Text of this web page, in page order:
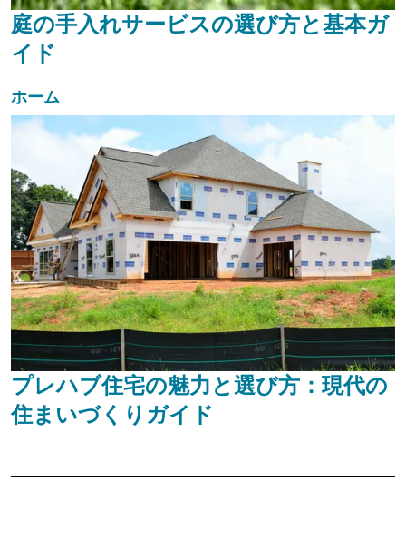
庭の手入れサービスの選び方と基本ガ
イド
ホーム
プレハブ住宅の魅力と選び方：現代の
住まいづくりガイド